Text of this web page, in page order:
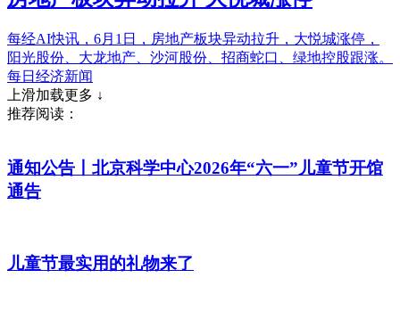
每经AI快讯，6月1日，房地产板块异动拉升，大悦城涨停，
阳光股份、大龙地产、沙河股份、招商蛇口、绿地控股跟涨。
每日经济新闻
上滑加载更多 ↓
推荐阅读：
通知公告丨北京科学中心2026年“六一”儿童节开馆
通告
儿童节最实用的礼物来了